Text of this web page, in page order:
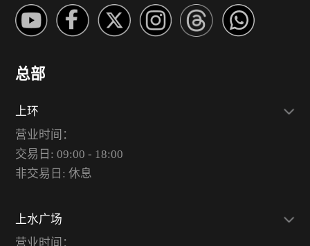
总部
上环
营业时间：
交易日: 09:00 - 18:00
非交易日: 休息
上水广场
营业时间：